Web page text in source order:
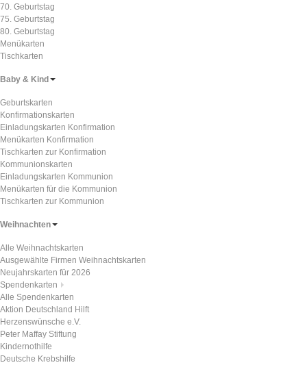
70. Geburtstag
75. Geburtstag
80. Geburtstag
Menükarten
Tischkarten
Baby & Kind
Geburtskarten
Konfirmationskarten
Einladungskarten Konfirmation
Menükarten Konfirmation
Tischkarten zur Konfirmation
Kommunionskarten
Einladungskarten Kommunion
Menükarten für die Kommunion
Tischkarten zur Kommunion
Weihnachten
Alle Weihnachtskarten
Ausgewählte Firmen Weihnachtskarten
Neujahrskarten für 2026
Spendenkarten
Alle Spendenkarten
Aktion Deutschland Hilft
Herzenswünsche e.V.
Peter Maffay Stiftung
Kindernothilfe
Deutsche Krebshilfe